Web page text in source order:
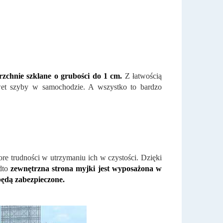
szklane o grubości do 1 cm. Z łatwością
szyby w samochodzie. A wszystko to bardzo
trudności w utrzymaniu ich w czystości. Dzięki
zewnętrzna strona myjki jest wyposażona w
zabezpieczone.